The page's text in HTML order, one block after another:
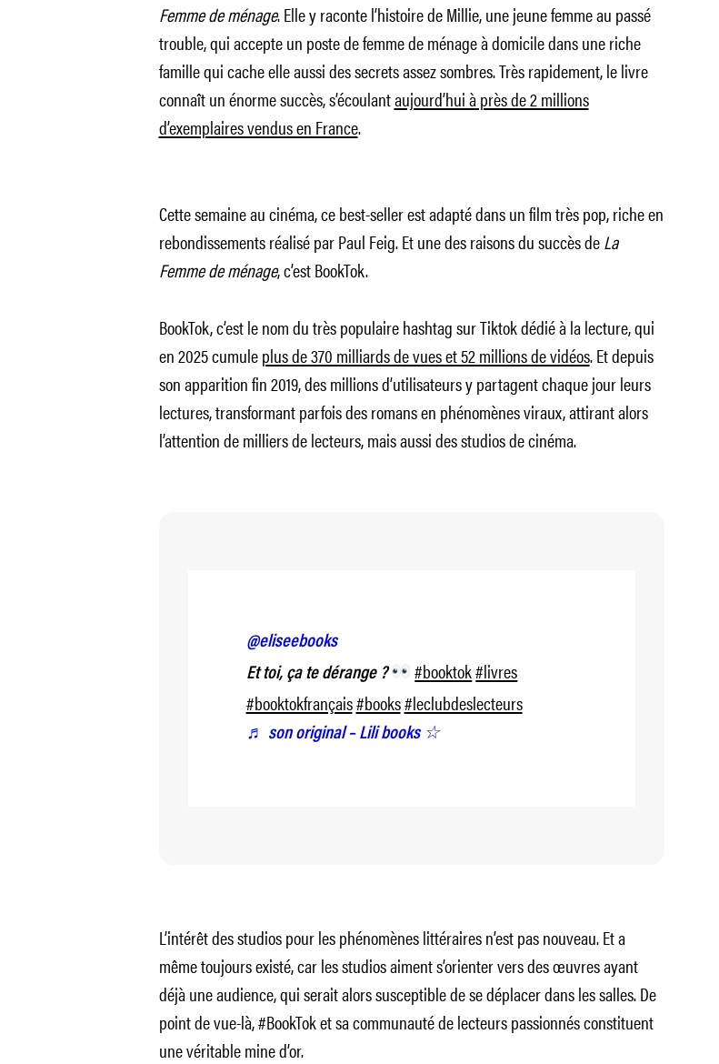
Femme de ménage. Elle y raconte l’histoire de Millie, une jeune femme au passé
trouble, qui accepte un poste de femme de ménage à domicile dans une riche
famille qui cache elle aussi des secrets assez sombres. Très rapidement, le livre
connaît un énorme succès, s’écoulantaujourd’hui à près de 2 millions
d’exemplaires vendus en France.
Cette semaine au cinéma, ce best-seller est adapté dans un film très pop, riche en
rebondissements réalisé par Paul Feig. Et une des raisons du succès deLa
Femme de ménage, c’est BookTok.
BookTok, c’est le nom du très populaire hashtag sur Tiktok dédié à la lecture, qui
en 2025 cumuleplus de 370 milliards de vues et 52 millions de vidéos. Et depuis
son apparition fin 2019, des millions d’utilisateurs y partagent chaque jour leurs
lectures, transformant parfois des romans en phénomènes viraux, attirant alors
l’attention de milliers de lecteurs, mais aussi des studios de cinéma.
@eliseebooks
Et toi, ça te dérange ?
#booktok#livres
#booktokfrançais#books#leclubdeslecteurs
♬ son original – Lili books ☆
L’intérêt des studios pour les phénomènes littéraires n’est pas nouveau. Et a
même toujours existé, car les studios aiment s’orienter vers des œuvres ayant
déjà une audience, qui serait alors susceptible de se déplacer dans les salles. De
point de vue-là, #BookTok et sa communauté de lecteurs passionnés constituent
une véritable mine d’or.